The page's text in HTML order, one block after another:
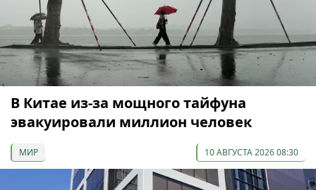
В Китае из-за мощного тайфуна
эвакуировали миллион человек
МИР 10 АВГУСТА 2026 08:30